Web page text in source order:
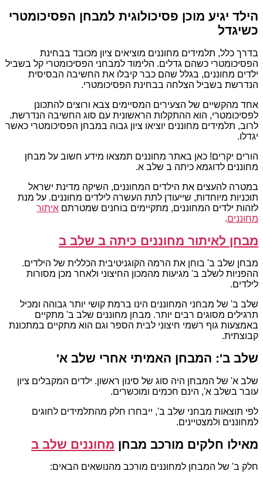
הילד יגיע מוכן פסיכולוגית למבחן הפסיכומטרי
כשיגדל
בדרך כלל, תלמידים מחוננים מוציאים ציון מכובד בבחינת
הפסיכומטרי כשהם גדלים. הלימוד למבחני הפסיכומטרי קל בשביל
ילדים מחוננים, בגלל שהם כבר קיבלו את החשיבה הבסיסית
הנדרשת בשביל הצלחה בבחינת הפסיכומטרי.
אחד מהקשיים של הצעירים המסיימים צבא ורוצים להתכונן
לפסיכומטרי, הוא ההתקלות הראשונית עם סוג החשיבה הנדרשת.
לרוב, תלמידים מחוננים יוציאו ציון גבוה במבחן הפסיכומטרי כאשר
יגדלו.
הורים יקרים! כאן באתר מחוננים תמצאו מידע חשוב על מבחן
מחוננים לדוגמא כיתה ב שלב א.
במטרה להעצים את הילדים המחוננים, השיקה מדינת ישראל
תוכניות מיוחדות, שייעודן לתת העשרה לילדים מחוננים. על מנת
לזהות ילדים המחוננים, מתקיימים בוחנים שמטרתם איתור
מחוננים.
מבחן לאיתור מחוננים כיתה ב שלב ב
מבחן שלב ב' בוחן את הרמה הקוגניטיבית הכללית של הילדים.
ההפניות לשלב ב' מגיעות מהמכון החיצוני ולאחר מכן מסורות
לילדים.
שלב ב' של מבחני המחוננים הינו ברמת קושי יותר גבוהה ומכיל
תרגילים מסוגים רבים יותר. מבחן מחוננים שלב ב' מתקיים
באמצעות גוף רשמי חיצוני לבית הספר וגם הוא מתקיים במתכונת
קבוצתית.
שלב ב': המבחן האמיתי אחרי שלב א'
שלב א' של המבחן היה סוג של סינון ראשון. ילדים המקבלים ציון
עובר בשלב א', הינם חכמים ומוכשרים.
לפי תוצאות מבחני שלב ב', ייבחרו חלק מהתלמידים לחוגים
למחוננים ולמצטיינים.
מאילו חלקים מורכב מבחן מחוננים שלב ב
חלק ב' של המבחן למחוננים מורכב מהנושאים הבאים: